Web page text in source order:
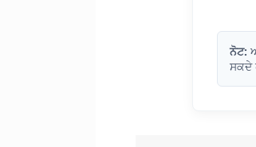
ਨੋਟ:
ਸਕਦੇ